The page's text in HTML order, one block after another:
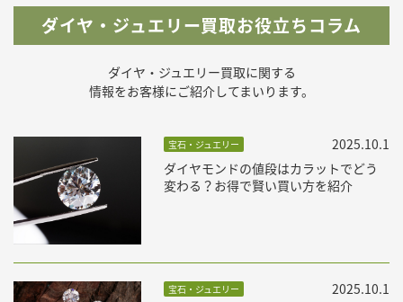
ダイヤ・ジュエリー買取お役立ちコラム
ダイヤ・ジュエリー買取に関する
情報をお客様にご紹介してまいります。
宝石・ジュエリー
ダイヤモンドの値段はカラットでどう
変わる？お得で賢い買い方を紹介
2025.10.1
宝石・ジュエリー 2025.10.1